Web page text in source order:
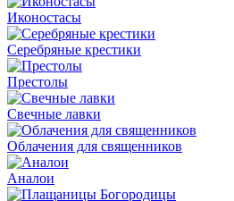
Иконостасы
Серебряные крестики
Престолы
Свечные лавки
Облачения для священников
Аналои